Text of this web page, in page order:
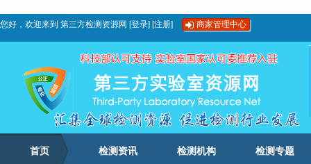
您好，欢迎来到 第三方检测资源网 [登录] [注册] 商家管理中心
首页 检测资讯 检测机构 检测专题